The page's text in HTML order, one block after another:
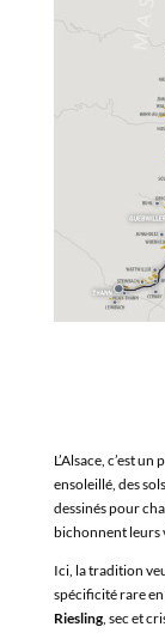
L’Alsace, c’est un
ensoleillé, des
dessinés pour
bichonnent leurs
Ici, la tradition
spécificité rare
Riesling, sec et